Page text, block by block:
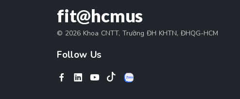
fit@hcmus
© 2026 Khoa CNTT, Trường ĐH KHTN, ĐHQG-HCM
Follow Us